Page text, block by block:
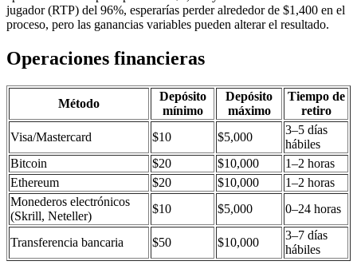
jugador (RTP) del 96%, esperarías perder alrededor de $1,400 en el
proceso, pero las ganancias variables pueden alterar el resultado.
Operaciones financieras
Método
Depósito
mínimo
Depósito
máximo
Tiempo de
retiro
Visa/Mastercard
$10 $5,000
3–5 días
hábiles
Bitcoin
$20 $10,000
1–2 horas
Ethereum
$20 $10,000
1–2 horas
Monederos electrónicos
(Skrill, Neteller)
$10 $5,000 0–24 horas
Transferencia bancaria $50 $10,000
3–7 días
hábiles